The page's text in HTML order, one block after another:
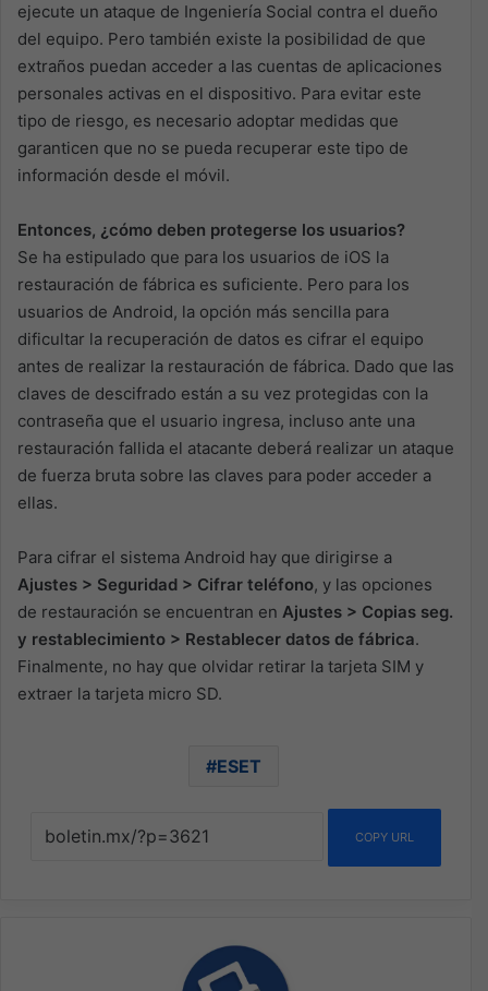
ejecute un ataque de Ingeniería Social contra el dueño
del equipo. Pero también existe la posibilidad de que
extraños puedan acceder a las cuentas de aplicaciones
personales activas en el dispositivo. Para evitar este
tipo de riesgo, es necesario adoptar medidas que
garanticen que no se pueda recuperar este tipo de
información desde el móvil.
Entonces, ¿cómo deben protegerse los usuarios?
Se ha estipulado que para los usuarios de iOS la
restauración de fábrica es suficiente. Pero para los
usuarios de Android, la opción más sencilla para
dificultar la recuperación de datos es cifrar el equipo
antes de realizar la restauración de fábrica. Dado que las
claves de descifrado están a su vez protegidas con la
contraseña que el usuario ingresa, incluso ante una
restauración fallida el atacante deberá realizar un ataque
de fuerza bruta sobre las claves para poder acceder a
ellas.
Para cifrar el sistema Android hay que dirigirse a
Ajustes > Seguridad > Cifrar teléfono, y las opciones
de restauración se encuentran en Ajustes > Copias seg.
y restablecimiento > Restablecer datos de fábrica.
Finalmente, no hay que olvidar retirar la tarjeta SIM y
extraer la tarjeta micro SD.
ESET
COPY URL